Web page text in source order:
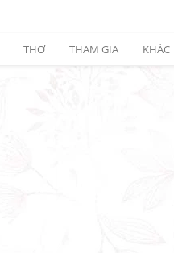
THƠ THAM GIA KHÁC